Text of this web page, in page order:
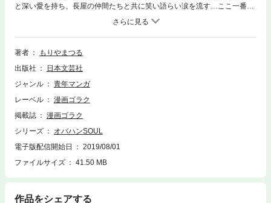
と深い愛を持ち、長屋の仲間たちと共に笑い語らい涙を流す…ここ一番の
気合と悪に屈さぬ根性でひた走るは天下無敵の女道! 怒濤のナニワ世直し
著者
もりやまつる
出版社
日本文芸社
ジャンル
青年マンガ
レーベル
漫画ゴラク
掲載誌
漫画ゴラク
シリーズ
オバハンSOUL
電子版配信開始日
2019/08/01
ファイルサイズ
41.50 MB
作品をシェアする